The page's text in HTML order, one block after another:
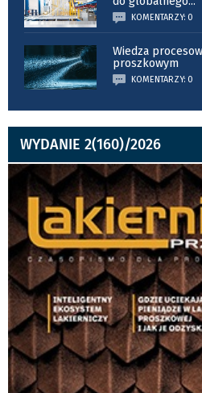
KOMENTARZY: 0
Wiedza
proszkowym
KOMENTARZY: 0
WYDANIE 2(160)/2026